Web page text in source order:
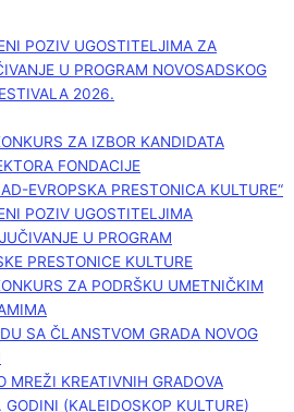
POZIV UGOSTITELJIMA ZA
U PROGRAM NOVOSADSKOG
2026.
ZA IZBOR KANDIDATA
FONDACIJE
EVROPSKA PRESTONICA KULTURE“
POZIV UGOSTITELJIMA
U PROGRAM
PRESTONICE KULTURE
ZA PODRŠKU UMETNIČKIM
SA ČLANSTVOM GRADA NOVOG
MREŽI KREATIVNIH GRADOVA
(KALEIDOSKOP KULTURE)